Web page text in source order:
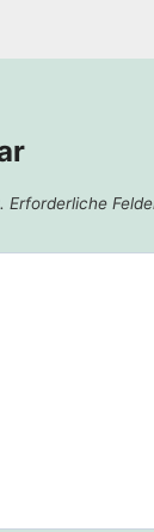
Erforderliche